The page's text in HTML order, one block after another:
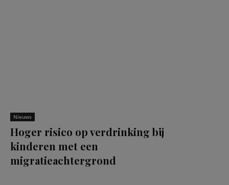
Nieuws
Hoger risico op verdrinking bij
kinderen met een
migratieachtergrond